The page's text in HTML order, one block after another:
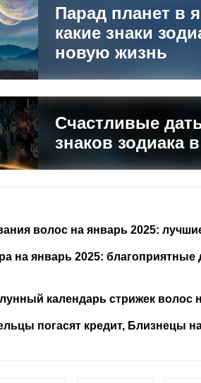
Парад планет в
какие знаки
новую жизнь
Счастливые
знаков зодиака
волос на январь 2025:
на январь 2025: благоприятные
календарь стрижек волос
погасят кредит, Близнецы